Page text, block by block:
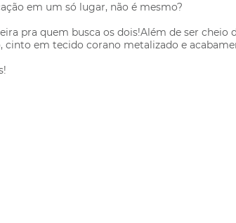
em um só lugar, não é mesmo?
pra quem busca os dois!Além de ser
em tecido corano metalizado e